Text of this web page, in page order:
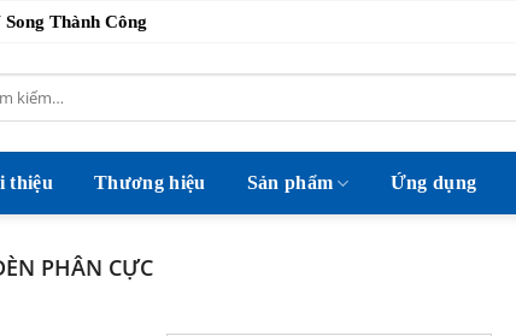
Thành Công
thiệu Thương hiệu Sản phẩm Ứng dụng
PHÂN CỰC